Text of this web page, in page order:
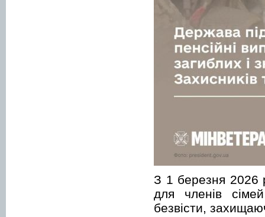
З 1 березня 2026
для членів
безвісти,